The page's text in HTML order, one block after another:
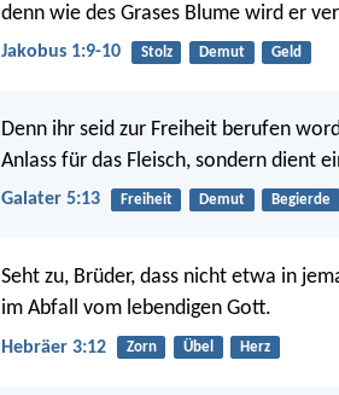
denn wie des Grases Blume wird er
Jakobus 1:9-10 Stolz Demut Geld
Denn ihr seid zur Freiheit berufen
Anlass für das Fleisch, sondern dient
Galater 5:13 Freiheit Demut Begierde
Seht zu, Brüder, dass nicht etwa in
im Abfall vom lebendigen Gott.
Hebräer 3:12 Zorn Übel Herz